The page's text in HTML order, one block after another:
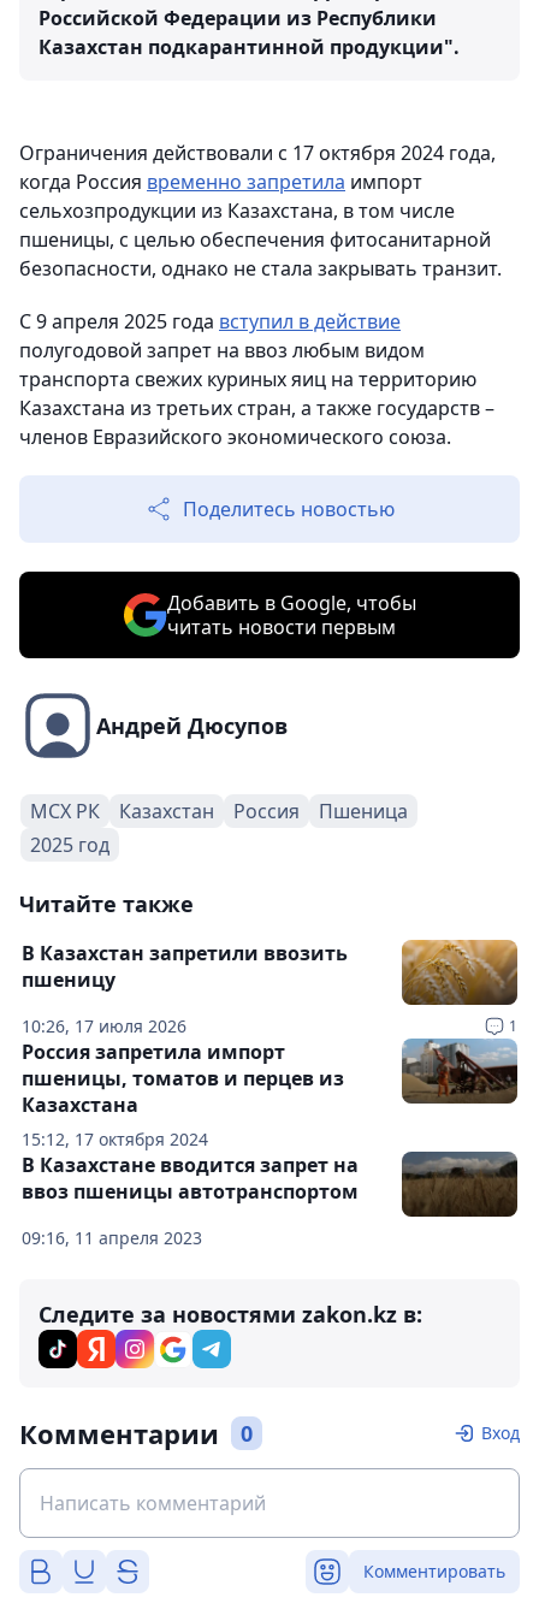
Российской Федерации из Республики
Казахстан подкарантинной продукции".
Ограничения действовали с 17 октября 2024 года,
когда Россия временно запретила импорт
сельхозпродукции из Казахстана, в том числе
пшеницы, с целью обеспечения фитосанитарной
безопасности, однако не стала закрывать транзит.
С 9 апреля 2025 года вступил в действие
полугодовой запрет на ввоз любым видом
транспорта свежих куриных яиц на территорию
Казахстана из третьих стран, а также государств –
членов Евразийского экономического союза.
Поделитесь новостью
Добавить в Google, чтобы
читать новости первым
Андрей Дюсупов
МСХ РК Казахстан Россия
Пшеница
2025 год
Читайте также
10:26, 17 июля 2026 1
В Казахстан запретили ввозить
пшеницу
15:12, 17 октября 2024
Россия запретила импорт
пшеницы, томатов и перцев из
Казахстана
09:16, 11 апреля 2023
В Казахстане вводится запрет на
ввоз пшеницы автотранспортом
Следите за новостями zakon.kz в:
Комментарии 0 Вход
Комментировать